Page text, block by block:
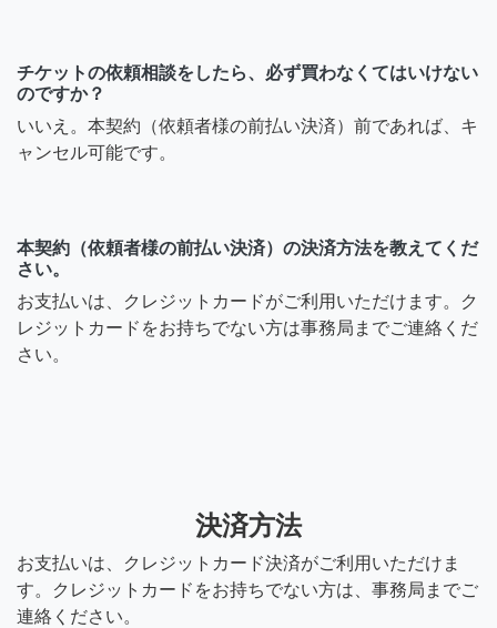
チケットの依頼相談をしたら、必ず買わなくてはいけない
のですか？
いいえ。本契約（依頼者様の前払い決済）前であれば、キ
ャンセル可能です。
本契約（依頼者様の前払い決済）の決済方法を教えてくだ
さい。
お支払いは、クレジットカードがご利用いただけます。ク
レジットカードをお持ちでない方は事務局までご連絡くだ
さい。
決済方法
お支払いは、クレジットカード決済がご利用いただけま
す。クレジットカードをお持ちでない方は、事務局までご
連絡ください。